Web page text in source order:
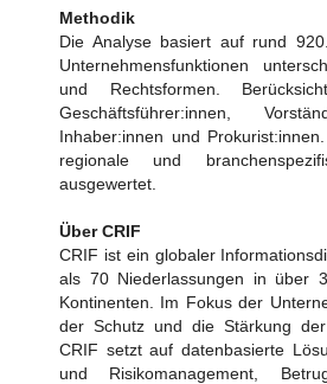
Methodik
Die Analyse basiert auf rund
Unternehmensfunktionen
und Rechtsformen.
Geschäftsführer:innen,
Inhaber:innen und
regionale und
ausgewertet.
Über CRIF
CRIF ist ein globaler
als 70 Niederlassungen in über
Kontinenten. Im Fokus der
der Schutz und die Stärkung der
CRIF setzt auf datenbasierte
und Risikomanagement,